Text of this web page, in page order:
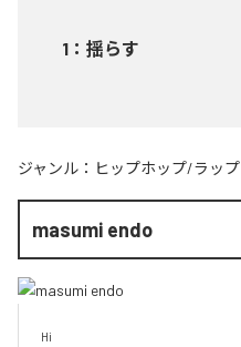
1 ： 揺らす
ジャンル： ヒップホップ/ラップ
masumi endo
Hi